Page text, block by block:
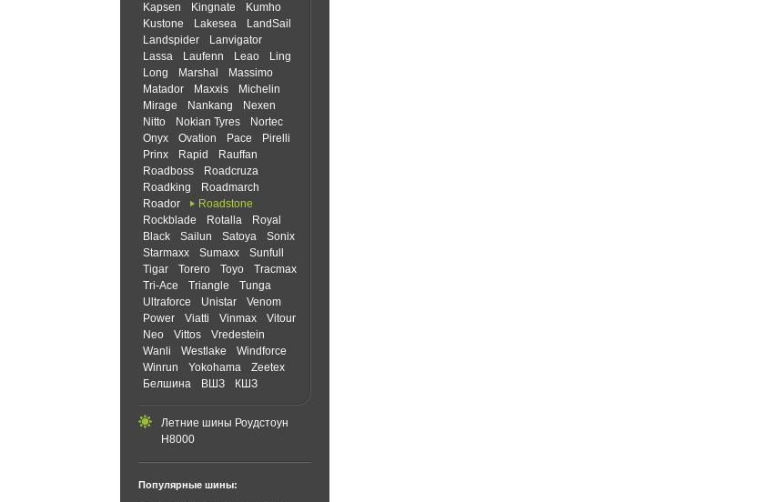
Kapsen
Kingnate
Kumho
Kustone
Lakesea
LandSail
Landspider
Lanvigator
Lassa
Laufenn Leao
Ling
Long
Marshal
Massimo
Matador
Maxxis
Michelin
Mirage
Nankang
Nexen
Nitto
Nokian Tyres
Nortec
Onyx
Ovation Pace
Pirelli
Prinx
Rapid
Rauffan
Roadboss
Roadcruza
Roadking
Roadmarch
Roador
Roadstone
Rockblade
Rotalla
Royal
Black
Sailun Satoya
Sonix
Starmaxx
Sumaxx
Sunfull
Tigar
Torero Toyo
Tracmax
Tri-Ace
Triangle
Tunga
Ultraforce
Unistar
Venom
Power
Viatti Vinmax
Vitour
Neo
Vittos
Vredestein
Wanli
Westlake
Windforce
Winrun
Yokohama
Zeetex
Белшина
ВШЗ КШЗ
Летние шины Роудстоун
Н8000
Популярные шины: